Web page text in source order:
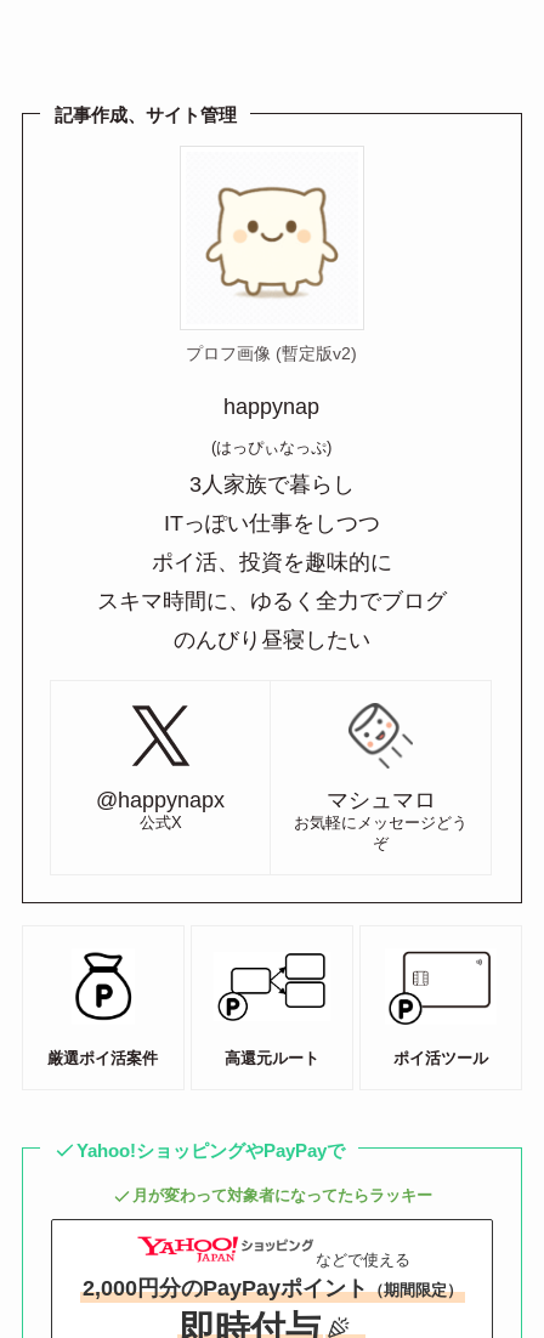
a
記事作成、サイト管理
プロフ画像 (暫定版v2)
happynap
(はっぴぃなっぷ)
3人家族で暮らし
ITっぽい仕事をしつつ
ポイ活、投資を趣味的に
スキマ時間に、ゆるく全力でブログ
のんびり昼寝したい
@happynapx
公式X
マシュマロ
お気軽にメッセージどう
ぞ
厳選ポイ活案件 高還元ルート ポイ活ツール
Yahoo!ショッピングやPayPayで
月が変わって対象者になってたらラッキー
などで使える
2,000円分のPayPayポイント（期間限定）
即時付与